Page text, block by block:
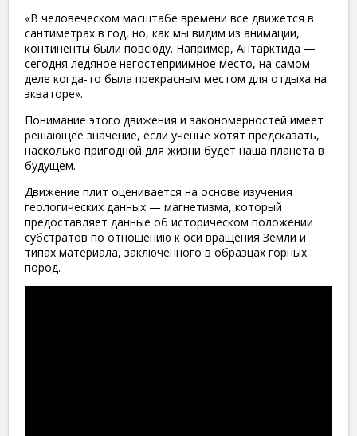
«В человеческом масштабе времени все движется в
сантиметрах в год, но, как мы видим из анимации,
континенты были повсюду. Например, Антарктида —
сегодня ледяное негостеприимное место, на самом
деле когда-то была прекрасным местом для отдыха на
экваторе».
Понимание этого движения и закономерностей имеет
решающее значение, если ученые хотят предсказать,
насколько пригодной для жизни будет наша планета в
будущем.
Движение плит оценивается на основе изучения
геологических данных — магнетизма, который
предоставляет данные об историческом положении
субстратов по отношению к оси вращения Земли и
типах материала, заключенного в образцах горных
пород.